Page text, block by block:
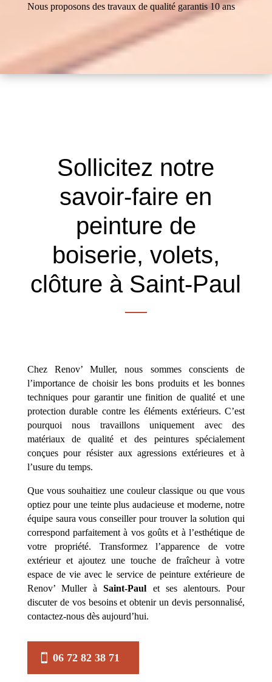
Nous proposons des travaux de qualité garantis 10 ans
Sollicitez notre
savoir-faire en
peinture de
boiserie, volets,
clôture à Saint-Paul
Chez Renov’ Muller, nous sommes conscients de
l’importance de choisir les bons produits et les bonnes
techniques pour garantir une finition de qualité et une
protection durable contre les éléments extérieurs. C’est
pourquoi nous travaillons uniquement avec des
matériaux de qualité et des peintures spécialement
conçues pour résister aux agressions extérieures et à
l’usure du temps.
Que vous souhaitiez une couleur classique ou que vous
optiez pour une teinte plus audacieuse et moderne, notre
équipe saura vous conseiller pour trouver la solution qui
correspond parfaitement à vos goûts et à l’esthétique de
votre propriété. Transformez l’apparence de votre
extérieur et ajoutez une touche de fraîcheur à votre
espace de vie avec le service de peinture extérieure de
Renov’ Muller àSaint-Paul et ses alentours. Pour
discuter de vos besoins et obtenir un devis personnalisé,
contactez-nous dès aujourd’hui.
06 72 82 38 71